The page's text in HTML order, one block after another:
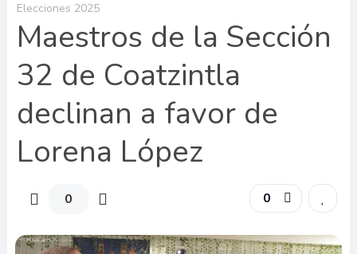
Elecciones 2025
Maestros de la Sección
32 de Coatzintla
declinan a favor de
Lorena López
0 0